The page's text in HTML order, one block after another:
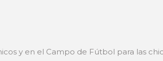
y en el Campo de Fútbol para las